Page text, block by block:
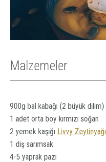
Malzemeler
900g bal kabağı (2 büyük dilim)
1 adet orta boy kırmızı soğan
2 yemek kaşığı Livvy Zeytinyağı
1 diş sarımsak
4-5 yaprak pazı